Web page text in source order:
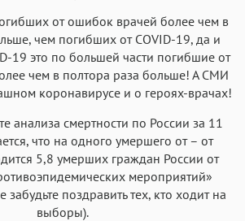
от ошибок врачей более чем в
чем погибших от COVID-19, да и
19 это по большей части погибшие от
чем в полтора раза больше! А СМИ
коронавирусе и о героях-врачах!
анализа смертности по России за 11
что на одного умершего от – от
5,8 умерших граждан России от
мероприятий»
забудьте поздравить тех, кто ходит на
выборы).